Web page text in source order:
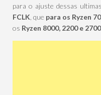
para o ajuste dessas
FCLK , que para os Ryzen
os Ryzen 8000, 2200 e